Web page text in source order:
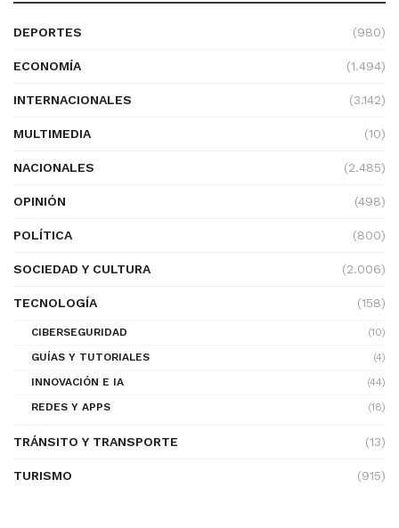
DEPORTES (980)
ECONOMÍA (1.494)
INTERNACIONALES (3.142)
MULTIMEDIA (10)
NACIONALES (2.485)
OPINIÓN (498)
POLÍTICA (800)
SOCIEDAD Y CULTURA (2.006)
TECNOLOGÍA (158)
CIBERSEGURIDAD
(10)
GUÍAS Y TUTORIALES
(4)
INNOVACIÓN E IA
(44)
REDES Y APPS
(18)
TRÁNSITO Y TRANSPORTE (13)
TURISMO (915)